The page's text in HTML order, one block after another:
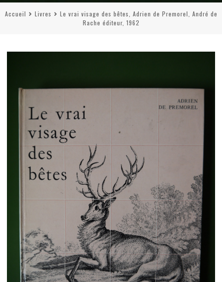
Accueil Livres
Le vrai visage des bêtes, Adrien de Premorel, André de
Rache éditeur, 1962